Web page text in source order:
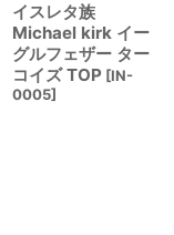
イスレタ族
Michael kirk イー
グルフェザー ター
コイズ TOP [IN-
0005]